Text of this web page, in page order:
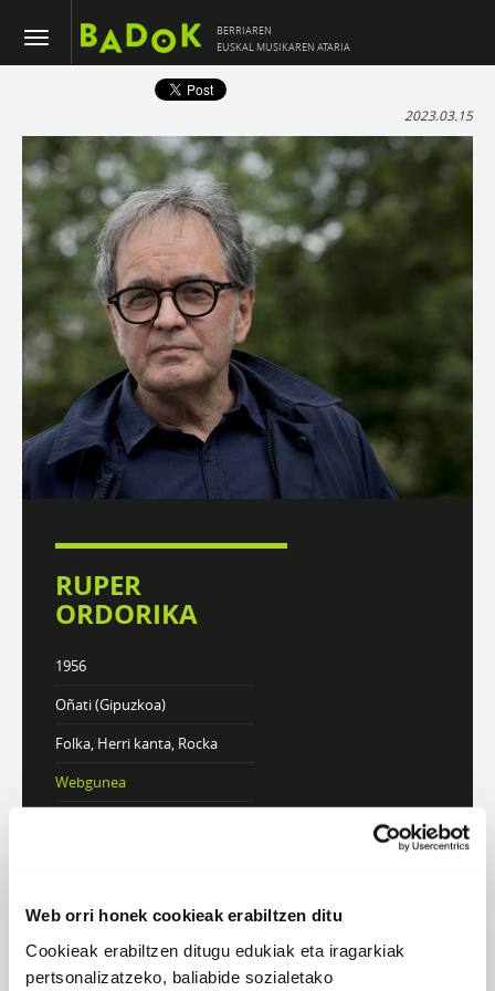
Web orri honek cookieak erabiltzen ditu
Cookieak erabiltzen ditugu edukiak eta iragarkiak
pertsonalizatzeko, baliabide sozialetako
BERRIAREN
EUSKAL MUSIKAREN ATARIA
2023.03.15
RUPER
ORDORIKA
1956
Oñati (Gipuzkoa)
Folka, Herri kanta, Rocka
Webgunea